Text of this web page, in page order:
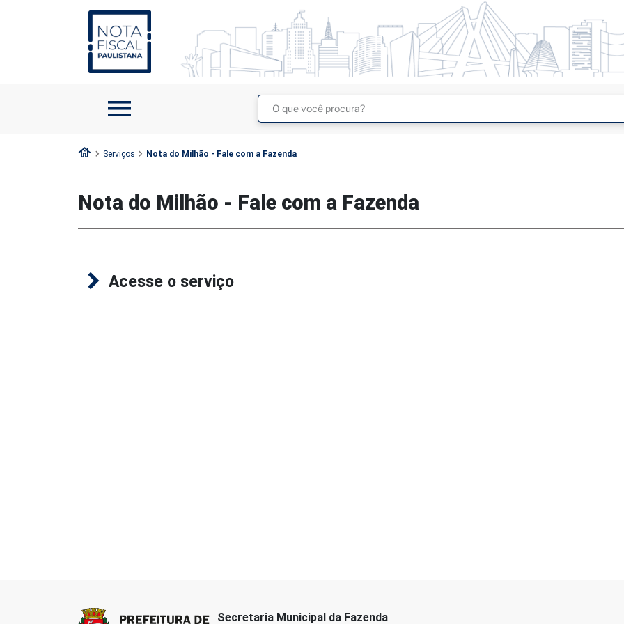
3 4 5
menu
Buscar
site
house chevron_right Serviços chevron_right Nota do Milhão - Fale com a Fazenda
Nota do Milhão - Fale com a Fazenda
Acesse o serviço
Secretaria Municipal da Fazenda